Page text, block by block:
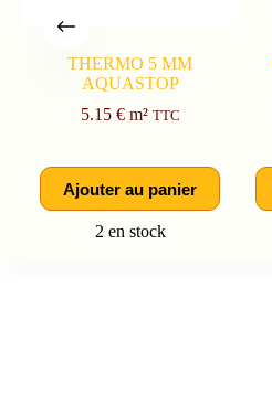
THERMO 5 MM
AQUASTOP
5.15 €m² TTC
Ajouter au panier
2 en stock